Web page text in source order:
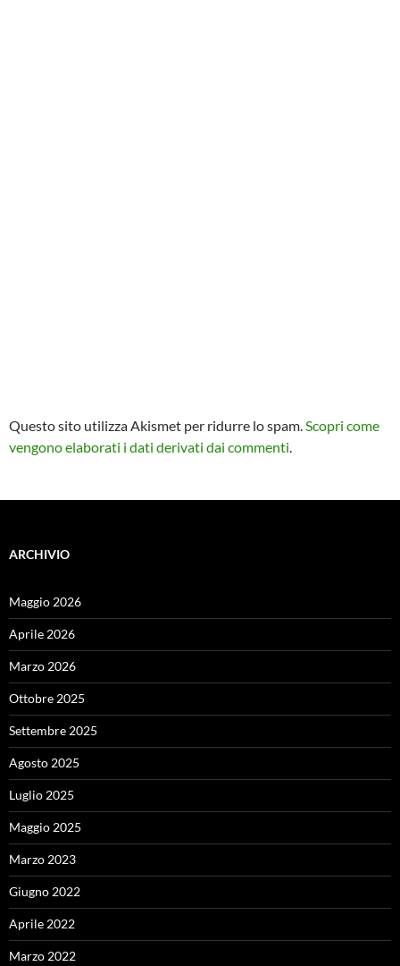
Questo sito utilizza Akismet per ridurre lo spam.Scopri come
vengono elaborati i dati derivati dai commenti.
ARCHIVIO
Maggio 2026
Aprile 2026
Marzo 2026
Ottobre 2025
Settembre 2025
Agosto 2025
Luglio 2025
Maggio 2025
Marzo 2023
Giugno 2022
Aprile 2022
Marzo 2022